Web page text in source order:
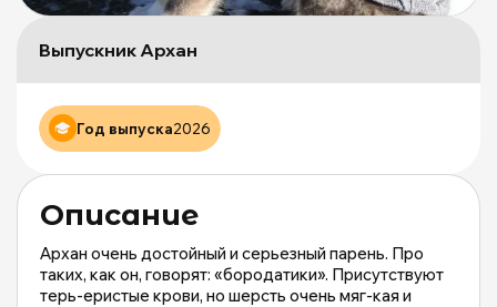
Описание
Архан очень достойный и серьезный парень. Про
таких, как он, говорят: «бородатики». Присутствуют
терь-еристые крови, но шерсть очень мяг-кая и
и
Выпускник Архан
Год выпуска2026